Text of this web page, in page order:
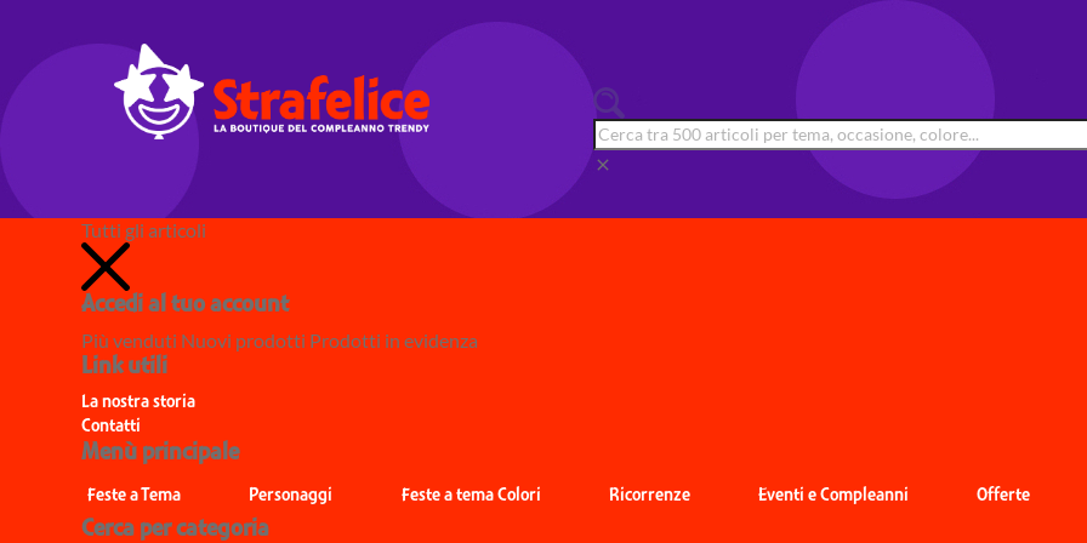
clear
Tutti gli articoli
Accedi al tuo account
Più venduti Nuovi prodotti Prodotti in evidenza
Link utili
La nostra storia
Contatti
Menù principale
Feste a Tema Personaggi Feste a tema Colori Ricorrenze Eventi e Compleanni Offerte
Cerca per categoria